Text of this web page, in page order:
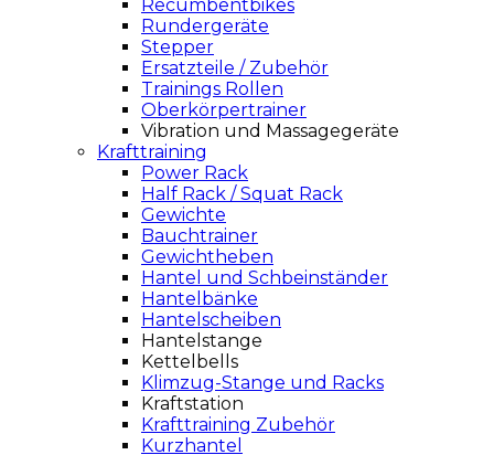
Recumbentbikes
Rundergeräte
Stepper
Ersatzteile / Zubehör
Trainings Rollen
Oberkörpertrainer
Vibration und Massagegeräte
Krafttraining
Power Rack
Half Rack / Squat Rack
Gewichte
Bauchtrainer
Gewichtheben
Hantel und Schbeinständer
Hantelbänke
Hantelscheiben
Hantelstange
Kettelbells
Klimzug-Stange und Racks
Kraftstation
Krafttraining Zubehör
Kurzhantel